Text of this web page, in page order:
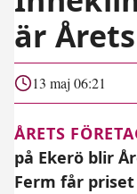
är
13 maj 06:21
ÅRETS
på Ekerö blir
Ferm får